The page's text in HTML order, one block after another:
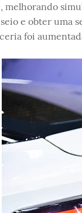
melhorando
e obter uma
foi